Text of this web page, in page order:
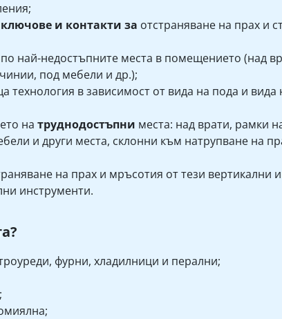
и контакти за отстраняване на прах и
най-недостъпните места в помещението (над
под мебели и др.);
технология в зависимост от вида на пода и вида
на труднодостъпни места: над врати, рамки
и други места, склонни към натрупване на
на прах и мръсотия от тези вертикални
инструменти.
фурни, хладилници и перални;